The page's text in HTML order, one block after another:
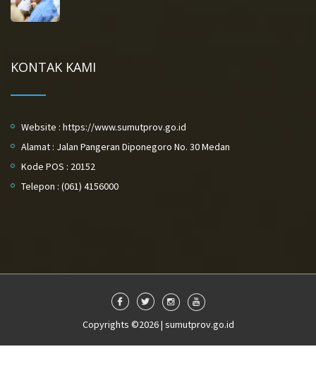
KONTAK KAMI
Website : https://www.sumutprov.go.id
Alamat : Jalan Pangeran Diponegoro No. 30 Medan
Kode POS : 20152
Telepon : (061) 4156000
Copyrights ©2026 | sumutprov.go.id